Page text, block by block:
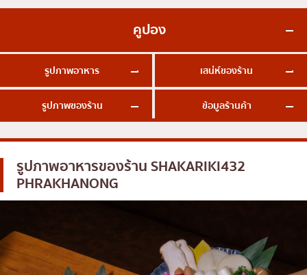
อาหารตะวันตกสไตล์ญี่ปุ่น
ข้าวปั้นญี่ปุ่น
ปู
โอโคโนมิยากิ/เทปปันยากิ
ด้ง (ข้าวหน้าต่างๆ)
บุฟเฟต์
มิชลิน
ของทอดเสียบไม้
หม้อไฟญี่ปุ่น
รัชดา
ชิดลม
บางนา
นานา
อุดมสุข
ศรีราชา
เซ็นทรัลเวิลด์
นนทบุรี
รูปภาพอาหาร
คูปอง
เสน่ห์ของร้าน
รูปภาพของร้าน ข้อมูลร้านค้า
รูปภาพอาหารของร้านSHAKARIKI432
PHRAKHANONG